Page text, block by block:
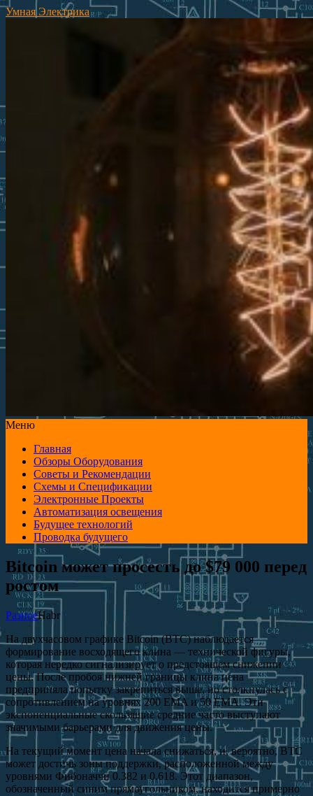
Умная Электрика
Меню
Главная
Обзоры Оборудования
Советы и Рекомендации
Схемы и Спецификации
Электронные Проекты
Автоматизация освещения
Будущее технологий
Проводка будущего
Bitcoin может просесть до $79 000 перед
ростом
РазноеHabr
На двухчасовом графике Bitcoin (BTC) наблюдается
формирование восходящего клина — технической фигуры,
которая нередко сигнализирует о предстоящем снижении
цены. После пробоя нижней границы клина цена
предприняла попытку закрепиться выше, но столкнулась с
сопротивлением на уровнях 200 EMA и 50 EMA. Эти
экспоненциальные скользящие средние часто выступают
значимыми барьерами для движения цены.
На текущий момент цена начала снижаться, и, вероятно, BTC
может достичь зоны поддержки, расположенной между
уровнями Фибоначчи 0.382 и 0.618. Этот диапазон,
обозначенный синим прямоугольником, находится примерно